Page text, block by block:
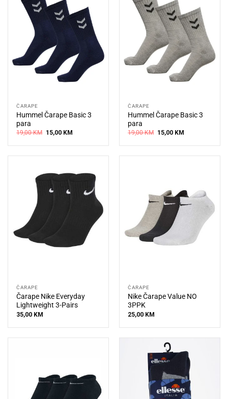
ČARAPE
Hummel Čarape Basic 3
para
19,00KM Original
price
was:
15,00 KMCurrent
is:
ČARAPE
Hummel Čarape Basic 3
para
19,00KM Original
price
was:
15,00 KMCurrent
is:
ČARAPE
Čarape Nike Everyday
Lightweight 3-Pairs
35,00 KM
ČARAPE
Nike Čarape Value NO
3PPK
25,00 KM